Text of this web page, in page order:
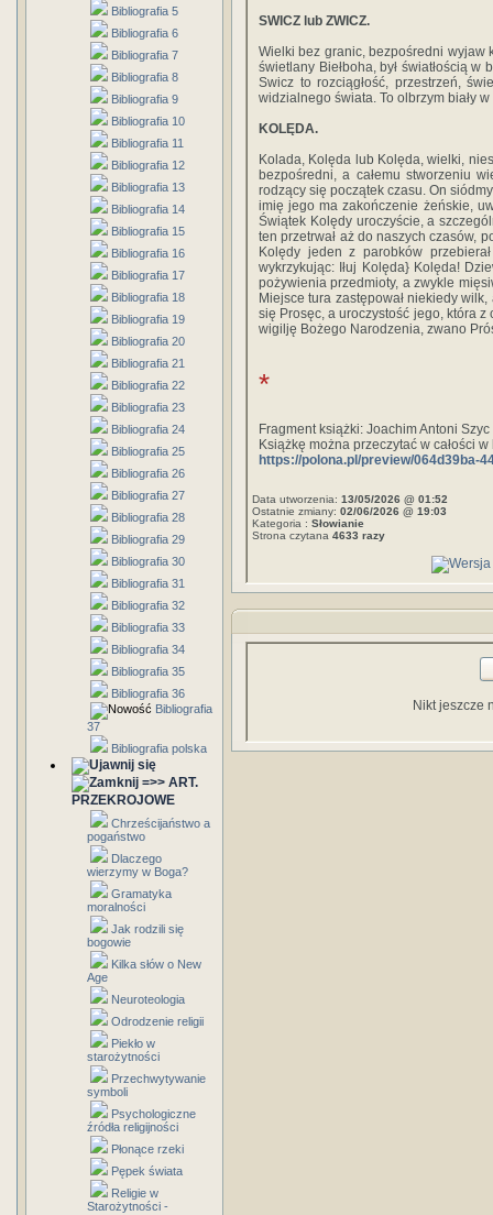
Bibliografia 5
Bibliografia 6
Bibliografia 7
Bibliografia 8
Bibliografia 9
Bibliografia 10
Bibliografia 11
Bibliografia 12
Bibliografia 13
Bibliografia 14
Bibliografia 15
Bibliografia 16
Bibliografia 17
Bibliografia 18
Bibliografia 19
Bibliografia 20
Bibliografia 21
Bibliografia 22
Bibliografia 23
Bibliografia 24
Bibliografia 25
Bibliografia 26
Bibliografia 27
Bibliografia 28
Bibliografia 29
Bibliografia 30
Bibliografia 31
Bibliografia 32
Bibliografia 33
Bibliografia 34
Bibliografia 35
Bibliografia 36
Bibliografia
37
Bibliografia polska
=>> ART.
PRZEKROJOWE
Chrześcijaństwo a
pogaństwo
Dlaczego
wierzymy w Boga?
Gramatyka
moralności
Jak rodzili się
bogowie
Kilka słów o New
Age
Neuroteologia
Odrodzenie religii
Piekło w
starożytności
Przechwytywanie
symboli
Psychologiczne
źródła religijności
Płonące rzeki
Pępek świata
Religie w
Starożytności -
SWICZ lub ZWICZ.
Wielki bez granic, bezpośredni wyjaw
świetlany Biełboha, był światłością
Swicz to rozciągłość, przestrzeń,
widzialnego świata. To olbrzym biały w
KOLĘDA.
Kolada, Kolęda lub Kolęda, wielki,
bezpośredni, a całemu stworzeniu
rodzący się początek czasu. On
imię jego ma zakończenie żeńskie,
Świątek Kolędy uroczyście, a
ten przetrwał aż do naszych czasów,
Kolędy jeden z parobków
wykrzykując: Iłuj Kolęda} Kolęda!
pożywienia przedmioty, a zwykle
Miejsce tura zastępował niekiedy
się Prosęc, a uroczystość jego, która z
wigilję Bożego Narodzenia, zwano
*
Fragment książki: Joachim Antoni
Książkę można przeczytać w całości
https://polona.pl/preview/064d39ba-
Data utworzenia: 13/05/2026 @ 01:52
Ostatnie zmiany: 02/06/2026 @ 19:03
Kategoria : Słowianie
Strona czytana 4633 razy
Nikt jeszcze